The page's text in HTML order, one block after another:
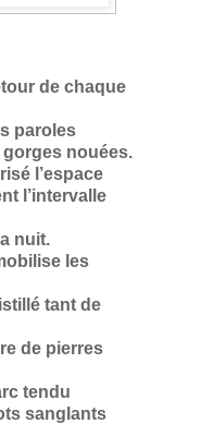
de chaque
paroles
nouées.
l’espace
l’intervalle
nuit.
les
tant de
de pierres
tendu
sanglants